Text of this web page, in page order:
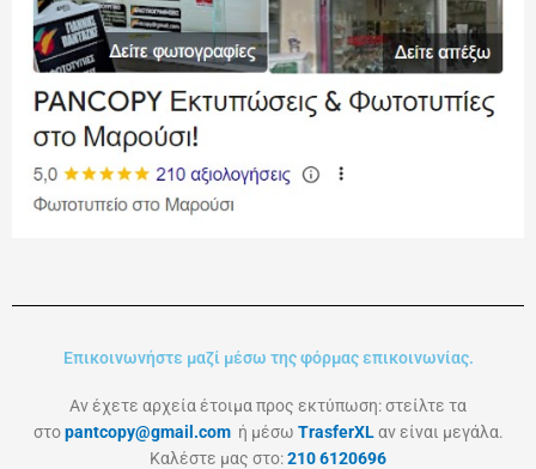
Επικοινωνήστε μαζί μέσω της φόρμας επικοινωνίας.
Αν έχετε αρχεία έτοιμα προς εκτύπωση: στείλτε τα
στοpantcopy@gmail.com ή μέσω TrasferXLαν είναι μεγάλα.
Καλέστε μας στο:210 6120696